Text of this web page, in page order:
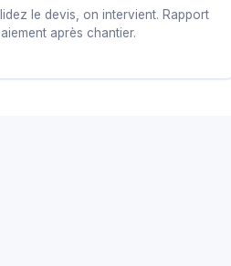
le devis, on intervient. Rapport
après chantier.